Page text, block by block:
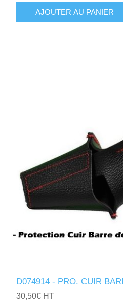
AJOUTER AU PANIER
D074914 - PRO. CUIR
30,50€ HT